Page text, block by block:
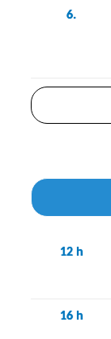
6.
12 h
16 h